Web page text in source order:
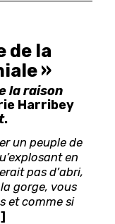
de la
»
la raison
Harribey
.
un peuple de
en
pas d’abri,
gorge, vous
et comme si